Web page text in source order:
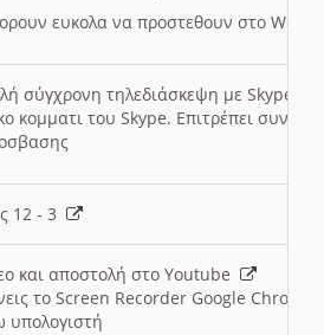
ευκολα να προστεθουν στο Word
σύγχρονη τηλεδιάσκεψη με Skype
κομματι του Skype. Επιτρέπει
12 - 3
και αποστολή στο Youtube
το Screen Recorder Google Chrome
υπολογιστή